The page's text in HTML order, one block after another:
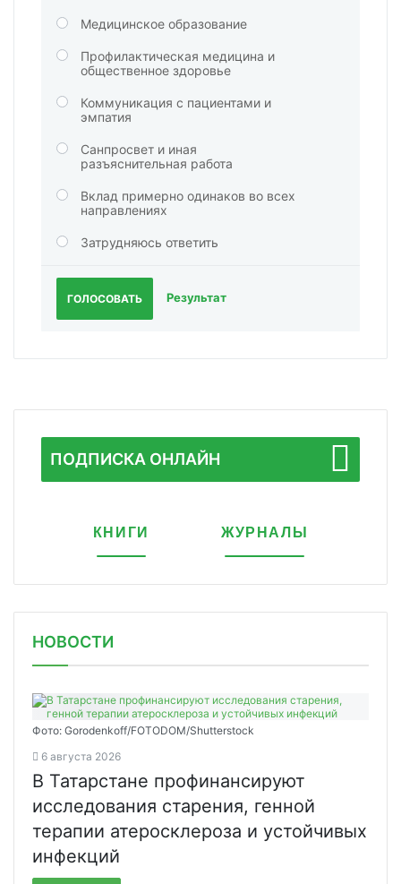
Медицинское образование
Профилактическая медицина и
общественное здоровье
Коммуникация с пациентами и
эмпатия
Санпросвет и иная
разъяснительная работа
Вклад примерно одинаков во всех
направлениях
Затрудняюсь ответить
ГОЛОСОВАТЬ Результат
ПОДПИСКА ОНЛАЙН
КНИГИ ЖУРНАЛЫ
НОВОСТИ
Фото: Gorodenkoff/FOTODOM/Shutterstock
6 августа 2026
В Татарстане профинансируют
исследования старения, генной
терапии атеросклероза и устойчивых
инфекций